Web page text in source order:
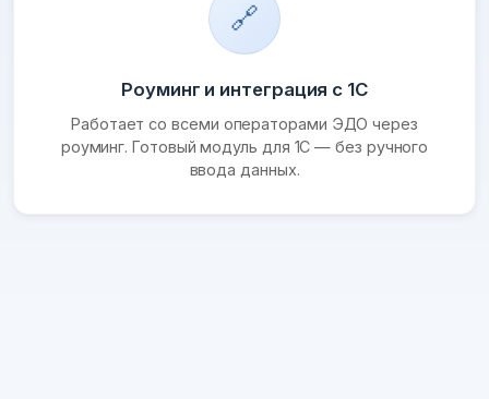
🔗
Роуминг и интеграция с 1С
Работает со всеми операторами ЭДО через
роуминг. Готовый модуль для 1С — без ручного
ввода данных.